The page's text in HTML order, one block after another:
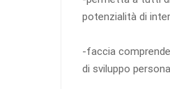
potenzialità di
-faccia
di sviluppo